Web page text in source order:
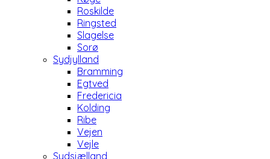
Roskilde
Ringsted
Slagelse
Sorø
Sydjylland
Bramming
Egtved
Fredericia
Kolding
Ribe
Vejen
Vejle
Sydsjælland